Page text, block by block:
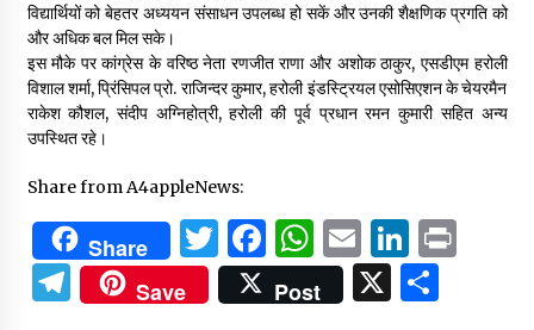
विद्यार्थियों को बेहतर अध्ययन संसाधन उपलब्ध हो सकें और उनकी शैक्षणिक प्रगति को
और अधिक बल मिल सके।
इस मौके पर कांग्रेस के वरिष्ठ नेता रणजीत राणा और अशोक ठाकुर, एसडीएम हरोली
विशाल शर्मा, प्रिंसिपल प्रो. राजिन्दर कुमार, हरोली इंडस्ट्रियल एसोसिएशन के चेयरमैन
राकेश कौशल, संदीप अग्निहोत्री, हरोली की पूर्व प्रधान रमन कुमारी सहित अन्य
उपस्थित रहे।
Share from A4appleNews:
Share Twitter
Facebook
WhatsApp
Email
Telegram
Save Post X